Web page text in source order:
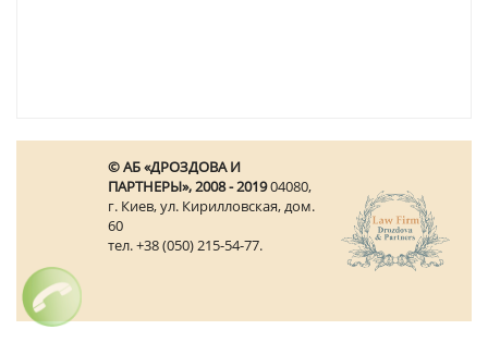
© АБ «ДРОЗДОВА И
ПАРТНЕРЫ», 2008 - 201904080,
г. Киев, ул. Кирилловская, дом.
60
тел. +38 (050) 215-54-77.